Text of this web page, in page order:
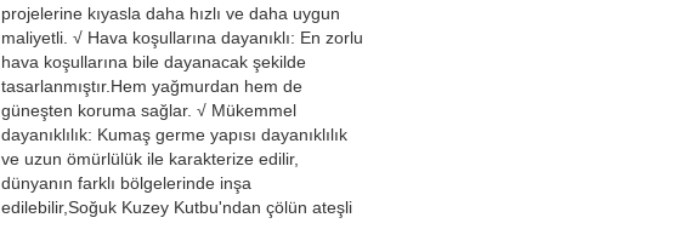
projelerine kıyasla daha hızlı ve daha uygun
maliyetli. √ Hava koşullarına dayanıklı: En zorlu
hava koşullarına bile dayanacak şekilde
tasarlanmıştır.Hem yağmurdan hem de
güneşten koruma sağlar. √ Mükemmel
dayanıklılık: Kumaş germe yapısı dayanıklılık
ve uzun ömürlülük ile karakterize edilir,
dünyanın farklı bölgelerinde inşa
edilebilir,Soğuk Kuzey Kutbu'ndan çölün ateşli